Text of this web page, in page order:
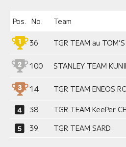
Pos. No. Team
36 TGR TEAM au TOM’S
100 STANLEY TEAM
14 TGR TEAM ENEOS
38 TGR TEAM KeePer
39
TGR TEAM SARD